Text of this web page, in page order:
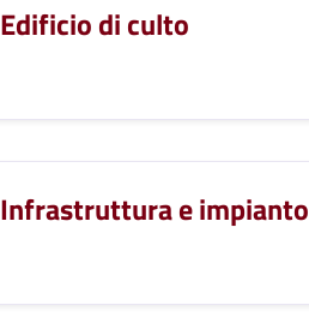
Edificio di culto
Infrastruttura e impianto